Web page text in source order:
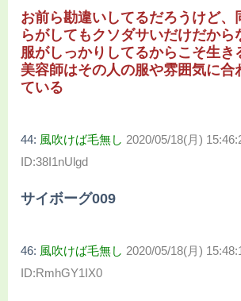
お前ら勘違いしてるだろうけど、
らがしてもクソダサいだけだから
服がしっかりしてるからこそ生き
美容師はその人の服や雰囲気に合
ている
44: 風吹けば毛無し 2020/05/18(月)
ID:38I1nUlgd
サイボーグ009
46: 風吹けば毛無し 2020/05/18(月)
ID:RmhGY1IX0